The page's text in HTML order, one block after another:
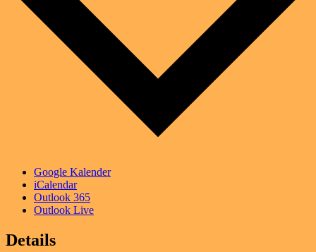
Google Kalender
iCalendar
Outlook 365
Outlook Live
Details